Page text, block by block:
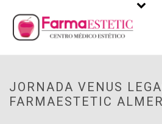
JORNADA VENUS
FARMAESTETIC